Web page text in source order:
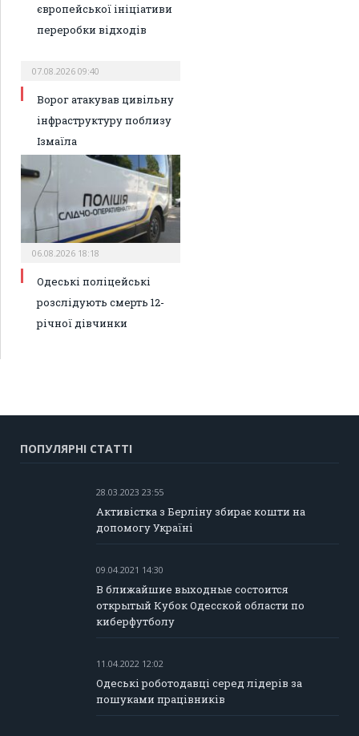
європейської ініціативи
переробки відходів
07.08.2026 09:40
Ворог атакував цивільну
інфраструктуру поблизу
Ізмаїла
06.08.2026 18:18
Одеські поліцейські
розслідують смерть 12-
річної дівчинки
ПОПУЛЯРНІ СТАТТІ
28.03.2023 23:55
Активістка з Берліну збирає кошти на
допомогу Україні
09.04.2021 14:30
В ближайшие выходные состоится
открытый Кубок Одесской области по
киберфутболу
11.04.2022 12:02
Одеські роботодавці серед лідерів за
пошуками працівників